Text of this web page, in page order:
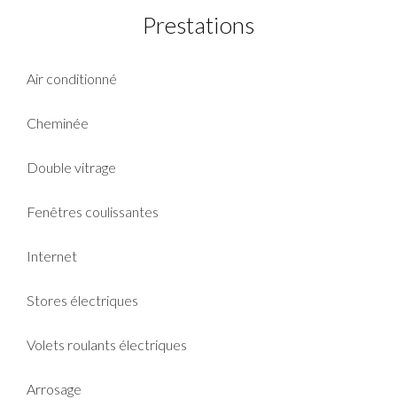
Prestations
Air conditionné
Cheminée
Double vitrage
Fenêtres coulissantes
Internet
Stores électriques
Volets roulants électriques
Arrosage